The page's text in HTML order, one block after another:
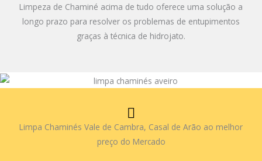
Limpeza de Chaminé acima de tudo oferece uma solução a
longo prazo para resolver os problemas de entupimentos
graças à técnica de hidrojato.
Limpa Chaminés Vale de Cambra, Casal de Arão ao melhor
preço do Mercado